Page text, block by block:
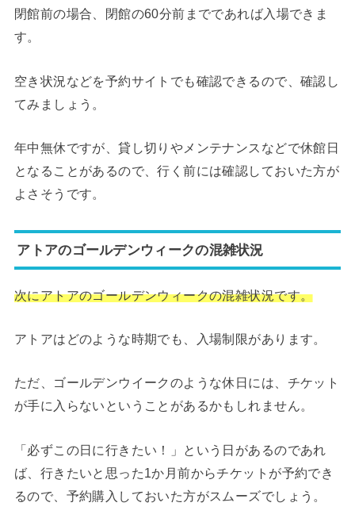
閉館前の場合、閉館の60分前までであれば入場できま
す。
空き状況などを予約サイトでも確認できるので、確認し
てみましょう。
年中無休ですが、貸し切りやメンテナンスなどで休館日
となることがあるので、行く前には確認しておいた方が
よさそうです。
アトアのゴールデンウィークの混雑状況
次にアトアのゴールデンウィークの混雑状況です。
アトアはどのような時期でも、入場制限があります。
ただ、ゴールデンウイークのような休日には、チケット
が手に入らないということがあるかもしれません。
「必ずこの日に行きたい！」という日があるのであれ
ば、行きたいと思った1か月前からチケットが予約でき
るので、予約購入しておいた方がスムーズでしょう。